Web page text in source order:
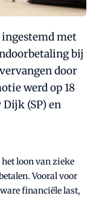
ingestemd met
bij
door
werd op 18
(SP) en
loon van zieke
Vooral voor
financiële last,